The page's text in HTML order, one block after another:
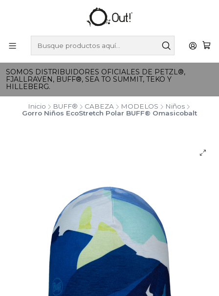
SOMOS DISTRIBUIDORES OFICIALES DE PETZL®,
FJALLRAVEN, BUFF®, SEA TO SUMMIT, TEKO Y
HILLEBERG.
Inicio BUFF® CABEZA MODELOS
Niños
Gorro Niños EcoStretch Polar BUFF® Omasicobalt